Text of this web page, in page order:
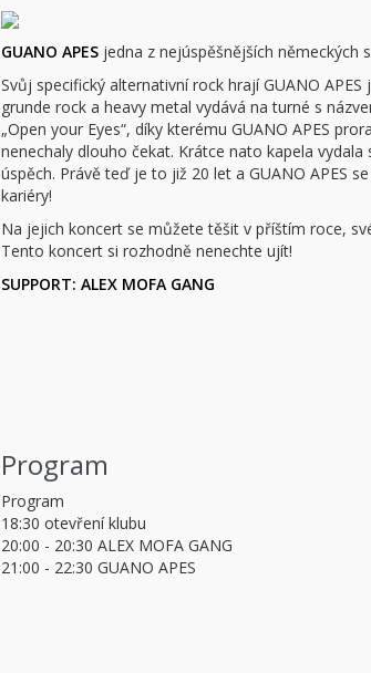
GUANO APES jedna z nejúspěšnějších německých
Svůj specifický alternativní rock hrají GUANO
grunde rock a heavy metal vydává na turné s
„Open your Eyes“, díky kterému GUANO APES
nenechaly dlouho čekat. Krátce nato kapela
úspěch. Právě teď je to již 20 let a GUANO APES
kariéry!
Na jejich koncert se můžete těšit v příštím roce,
Tento koncert si rozhodně nenechte ujít!
SUPPORT: ALEX MOFA GANG
Program
Program
18:30 otevření klubu
20:00 - 20:30 ALEX MOFA GANG
21:00 - 22:30 GUANO APES